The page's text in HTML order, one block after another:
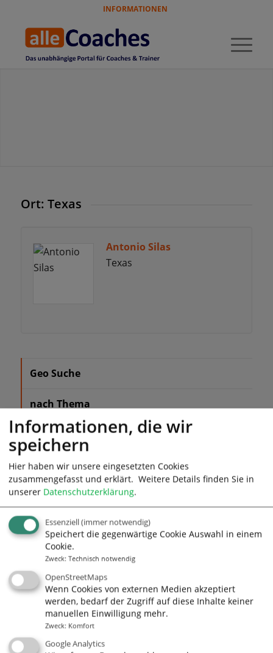
INFORMATIONEN
Ort: Texas
Antonio Silas
Texas
Geo Suche
nach Thema
nach Ort
A-Z Liste
nach Name
alleCoaches - Das
unabhängige Portal für
Coaches und Trainer
Informationen, die wir
speichern
Hier haben wir unsere eingesetzten Cookies
zusammengefasst und erklärt. Weitere Details finden Sie in
unserer Datenschutzerklärung.
Essenziell(immer notwendig)
Speichert die gegenwärtige Cookie Auswahl in einem
Cookie.
Zweck: Technisch notwendig
OpenStreetMaps
Wenn Cookies von externen Medien akzeptiert
werden, bedarf der Zugriff auf diese Inhalte keiner
manuellen Einwilligung mehr.
Zweck: Komfort
Google Analytics